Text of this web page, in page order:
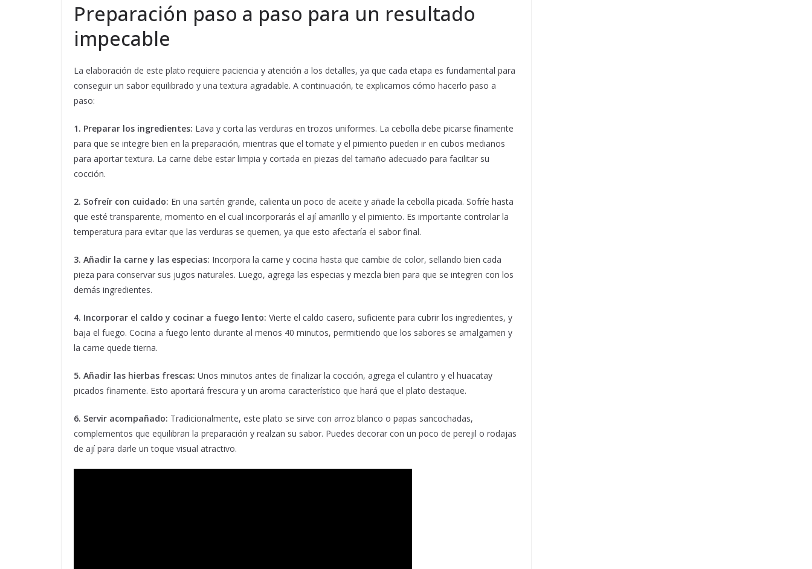
Preparación paso a paso para un resultado
impecable
La elaboración de este plato requiere paciencia y atención a los detalles, ya que cada etapa es fundamental para
conseguir un sabor equilibrado y una textura agradable. A continuación, te explicamos cómo hacerlo paso a
paso:
1. Preparar los ingredientes: Lava y corta las verduras en trozos uniformes. La cebolla debe picarse finamente
para que se integre bien en la preparación, mientras que el tomate y el pimiento pueden ir en cubos medianos
para aportar textura. La carne debe estar limpia y cortada en piezas del tamaño adecuado para facilitar su
cocción.
2. Sofreír con cuidado: En una sartén grande, calienta un poco de aceite y añade la cebolla picada. Sofríe hasta
que esté transparente, momento en el cual incorporarás el ají amarillo y el pimiento. Es importante controlar la
temperatura para evitar que las verduras se quemen, ya que esto afectaría el sabor final.
3. Añadir la carne y las especias: Incorpora la carne y cocina hasta que cambie de color, sellando bien cada
pieza para conservar sus jugos naturales. Luego, agrega las especias y mezcla bien para que se integren con los
demás ingredientes.
4. Incorporar el caldo y cocinar a fuego lento: Vierte el caldo casero, suficiente para cubrir los ingredientes, y
baja el fuego. Cocina a fuego lento durante al menos 40 minutos, permitiendo que los sabores se amalgamen y
la carne quede tierna.
5. Añadir las hierbas frescas: Unos minutos antes de finalizar la cocción, agrega el culantro y el huacatay
picados finamente. Esto aportará frescura y un aroma característico que hará que el plato destaque.
6. Servir acompañado: Tradicionalmente, este plato se sirve con arroz blanco o papas sancochadas,
complementos que equilibran la preparación y realzan su sabor. Puedes decorar con un poco de perejil o rodajas
de ají para darle un toque visual atractivo.